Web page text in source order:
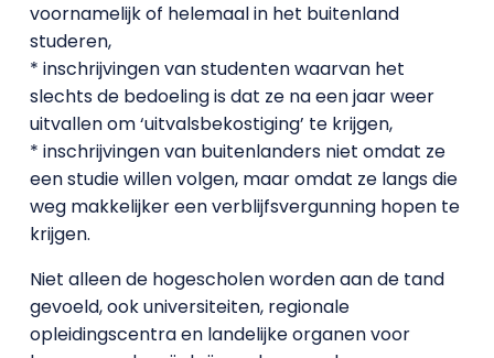
voornamelijk of helemaal in het buitenland
studeren,
* inschrijvingen van studenten waarvan het
slechts de bedoeling is dat ze na een jaar weer
uitvallen om ‘uitvalsbekostiging’ te krijgen,
* inschrijvingen van buitenlanders niet omdat ze
een studie willen volgen, maar omdat ze langs die
weg makkelijker een verblijfsvergunning hopen te
krijgen.
Niet alleen de hogescholen worden aan de tand
gevoeld, ook universiteiten, regionale
opleidingscentra en landelijke organen voor